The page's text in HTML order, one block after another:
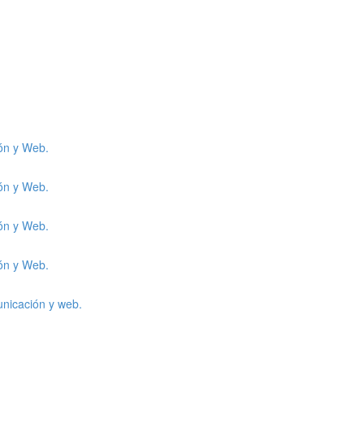
y Web.
y Web.
y Web.
y Web.
y web.